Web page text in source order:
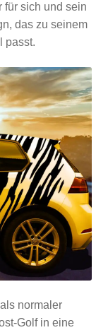
für sich und sein
das zu seinem
passt.
normaler
Golf in eine